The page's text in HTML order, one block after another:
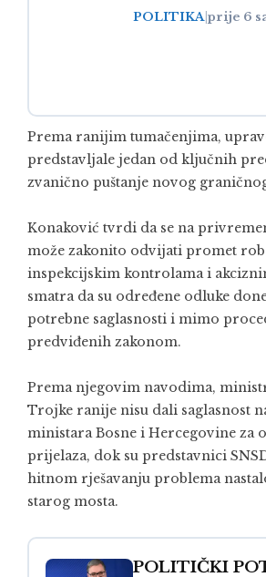
POLITIKAprije 6
Prema ranijim tumačenjima,
predstavljale jedan od ključnih
zvanično puštanje novog
Konaković tvrdi da se na
može zakonito odvijati promet
inspekcijskim kontrolama i
smatra da su određene odluke
potrebne saglasnosti i mimo
predviđenih zakonom.
Prema njegovim navodima,
Trojke ranije nisu dali saglasnost
ministara Bosne i Hercegovine za
prijelaza, dok su predstavnici
hitnom rješavanju problema
starog mosta.
POLITIČKI